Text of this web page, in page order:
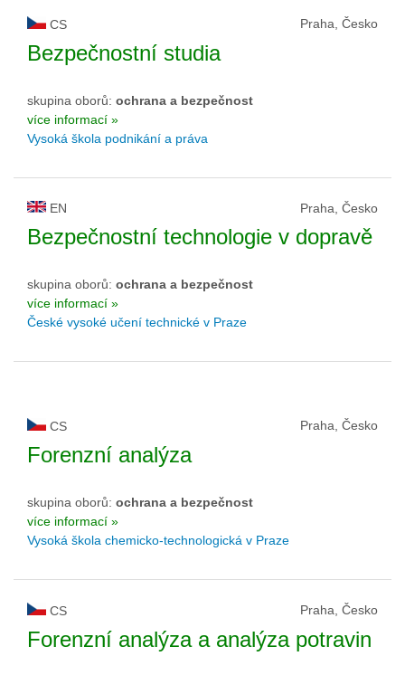
CS Praha, Česko
Bezpečnostní studia
skupina oborů: ochrana a bezpečnost
více informací »
Vysoká škola podnikání a práva
EN Praha, Česko
Bezpečnostní technologie v dopravě
skupina oborů: ochrana a bezpečnost
více informací »
České vysoké učení technické v Praze
CS Praha, Česko
Forenzní analýza
skupina oborů: ochrana a bezpečnost
více informací »
Vysoká škola chemicko-technologická v Praze
CS Praha, Česko
Forenzní analýza a analýza potravin